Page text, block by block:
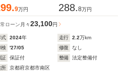
9万円 288.8万円
ローン 月々23,100円
式 2024年 走行 2.2万km
検
'27/05 修復
なし
証
保証付 整備
法定整備付
所
京都府京都市南区